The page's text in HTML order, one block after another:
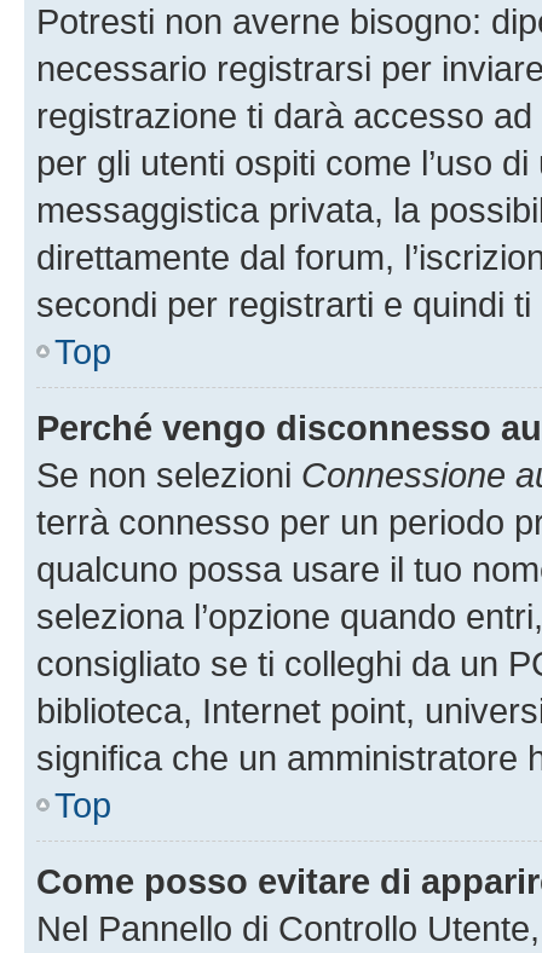
Potresti non averne bisogno:
necessario registrarsi per
registrazione ti darà accesso
per gli utenti ospiti come l’uso
messaggistica privata, la
direttamente dal forum,
secondi per registrarti e quindi
Top
Perché vengo disconnesso
Se non selezioni Connessione
terrà connesso per un periodo
qualcuno possa usare il tuo
seleziona l’opzione quando
consigliato se ti colleghi da un
biblioteca, Internet point,
significa che un amministratore
Top
Come posso evitare di
Nel Pannello di Controllo